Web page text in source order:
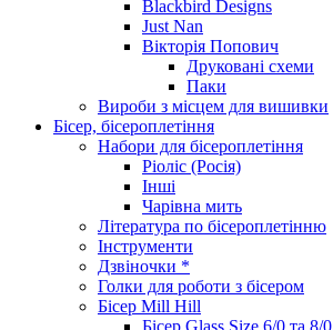
Blackbird Designs
Just Nan
Вікторія Попович
Друковані схеми
Паки
Вироби з місцем для вишивки
Бісер, бісероплетіння
Набори для бісероплетіння
Ріоліс (Росія)
Інші
Чарівна мить
Література по бісероплетінню
Інструменти
Дзвіночки *
Голки для роботи з бісером
Бісер Mill Hill
Бісер Glass Size 6/0 та 8/0